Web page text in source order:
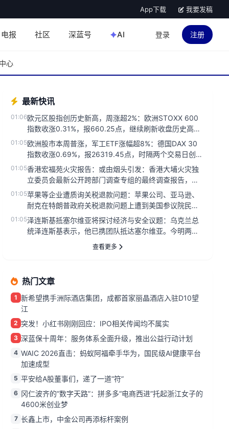
App下载 我要发稿
电报 社区 深蓝号 AI 登录 注册
心
最新快讯
01:06欧元区股指创历史新高，周涨超2%：欧洲STOXX 600
指数收涨0.31%，报660.25点，继续刷新收盘历史高
点，本周...
01:05欧洲股市本周普涨，军工ETF涨幅超8%：德国DAX 30
指数收涨0.69%，报26319.45点，时隔两个交易日创收
盘历...
01:05香港宏福苑火灾报告：或由烟头引发：香港大埔火灾独
立委员会最新公开跨部门调查专组的最终调查报告，认
为大火或是由烟头引起，而...
01:05苹果等企业遭质询关税退款问题：苹果公司、亚马逊、
耐克在特朗普政府关税退款问题上遭到美国参议院民主
党成员Warren的质询...
01:05泽连斯基抵塞尔维亚将探讨经济与安全议题：乌克兰总
统泽连斯基表示，他已携团队抵达塞尔维亚。今明两
日，双方安排了重要会晤，将...
查看更多
热门文章
1 新希望携手洲际酒店集团，成都首家丽晶酒店入驻D10望
江
2 突发！小红书刚刚回应：IPO相关传闻均不属实
3 深蓝保十周年：服务体系全面升级，推出公益行动计划
4 WAIC 2026直击：蚂蚁阿福牵手华为，国民级AI健康平台
加速成型
5 平安给A股董事们，递了一道“符”
6 冈仁波齐的“数字天路”：拼多多“电商西进”托起浙江女子的
4600米创业梦
7 长鑫上市，中金公司再添标杆案例